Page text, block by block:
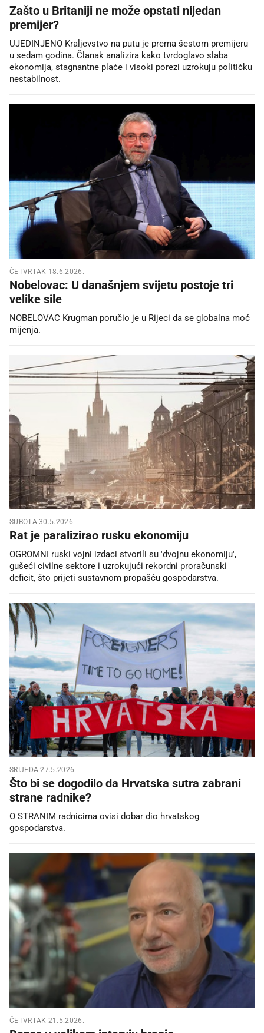
Zašto u Britaniji ne može opstati nijedan
premijer?
UJEDINJENO Kraljevstvo na putu je prema šestom premijeru
u sedam godina. Članak analizira kako tvrdoglavo slaba
ekonomija, stagnantne plaće i visoki porezi uzrokuju političku
nestabilnost.
ČETVRTAK 18.6.2026.
Nobelovac: U današnjem svijetu postoje tri
velike sile
NOBELOVAC Krugman poručio je u Rijeci da se globalna moć
mijenja.
SUBOTA 30.5.2026.
Rat je paralizirao rusku ekonomiju
OGROMNI ruski vojni izdaci stvorili su 'dvojnu ekonomiju',
gušeći civilne sektore i uzrokujući rekordni proračunski
deficit, što prijeti sustavnom propašću gospodarstva.
SRIJEDA 27.5.2026.
Što bi se dogodilo da Hrvatska sutra zabrani
strane radnike?
O STRANIM radnicima ovisi dobar dio hrvatskog
gospodarstva.
ČETVRTAK 21.5.2026.